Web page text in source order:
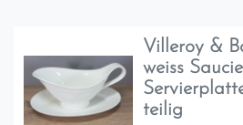
Villeroy &
weiss
teilig